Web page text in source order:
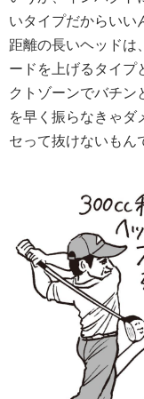
いタイプだからいい
距離の長いヘッドは
ードを上げるタイプ
クトゾーンでバチン
を早く振らなきゃダ
セって抜けないもん